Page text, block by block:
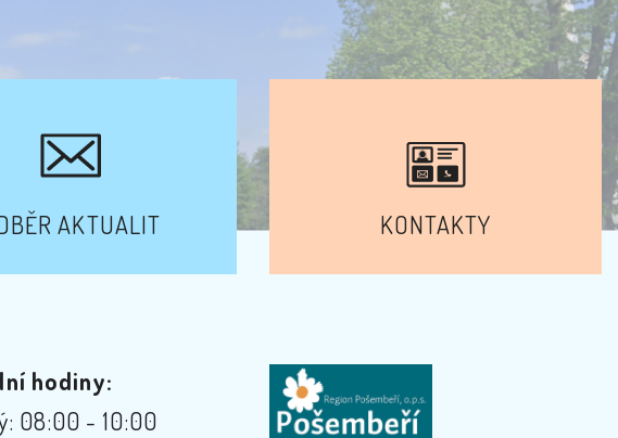
AKTUALIT KONTAKTY
hodiny:
08:00 - 10:00